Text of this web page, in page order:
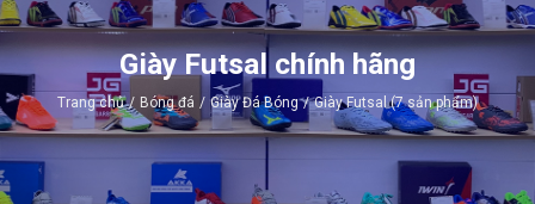
Giày Futsal chính hãng
Trang chủ / Bóng đá / Giày Đá Bóng / Giày Futsal (7 sản phẩm)